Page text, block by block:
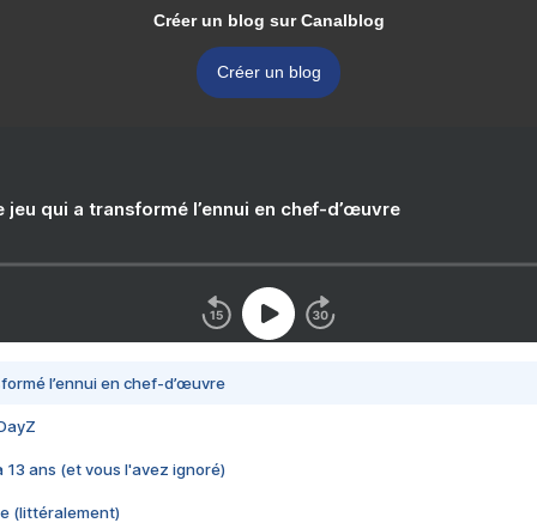
Créer un blog sur Canalblog
Créer un blog
jeu qui a transformé l’ennui en chef-d’œuvre
l’ennui en chef-d’œuvre
13 ans (et vous l'avez ignoré)
(littéralement)